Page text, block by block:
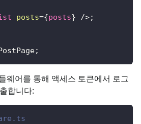
posts={posts} />;
;
웨어를 통해 액세스 토큰에서 로그
합니다: